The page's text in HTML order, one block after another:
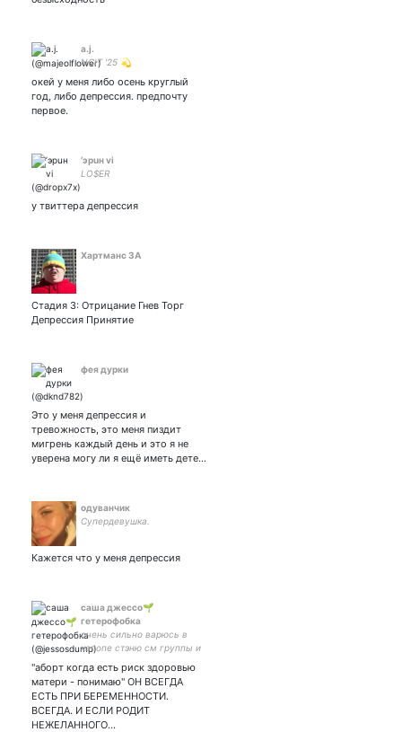
a.j.
NCIT '25 💫
окей у меня либо осень круглый
год, либо депрессия. предпочту
первое.
’эрuн vi
LO$ER
у твиттера депрессия
Хартманс ЗА
Стадия 3: Отрицание Гнев Торг
Депрессия Принятие
фея дурки
Это у меня депрессия и
тревожность, это меня пиздит
мигрень каждый день и это я не
уверена могу ли я ещё иметь дете…
одуванчик
Супердевушка.
Кажется что у меня депрессия
саша джессо🌱
гетерофобка
очень сильно варюсь в
капопе стэню см группы и
феминизме //ГЕНШИН//
Табаки заслуживает весь
мир// добро пожаловать
"аборт когда есть риск здоровью
матери - понимаю" ОН ВСЕГДА
ЕСТЬ ПРИ БЕРЕМЕННОСТИ.
ВСЕГДА. И ЕСЛИ РОДИТ
НЕЖЕЛАННОГО…